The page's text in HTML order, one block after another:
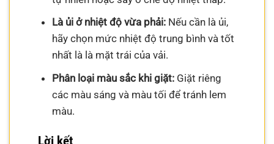
Là ủi ở nhiệt độ vừa phải:Nếu cần là ủi,
hãy chọn mức nhiệt độ trung bình và tốt
nhất là là mặt trái của vải.
Phân loại màu sắc khi giặt:Giặt riêng
các màu sáng và màu tối để tránh lem
màu.